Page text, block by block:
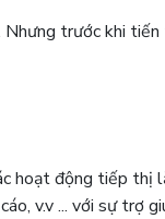
trước khi
hoạt động tiếp thị
v.v ... với sự trợ